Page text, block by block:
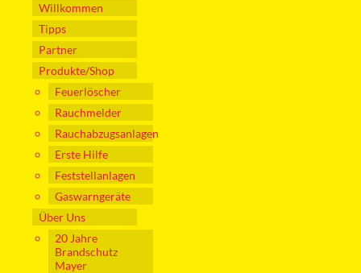
Willkommen
Tipps
Partner
Produkte/Shop
Feuerlöscher
Rauchmelder
Rauchabzugsanlagen
Erste Hilfe
Feststellanlagen
Gaswarngeräte
Über Uns
20 Jahre
Brandschutz
Mayer